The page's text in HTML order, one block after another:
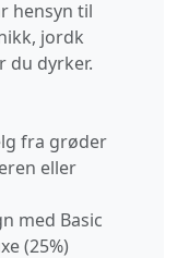
hensyn til
jordk
du dyrker.
fra grøder
eller
med Basic
(25%)